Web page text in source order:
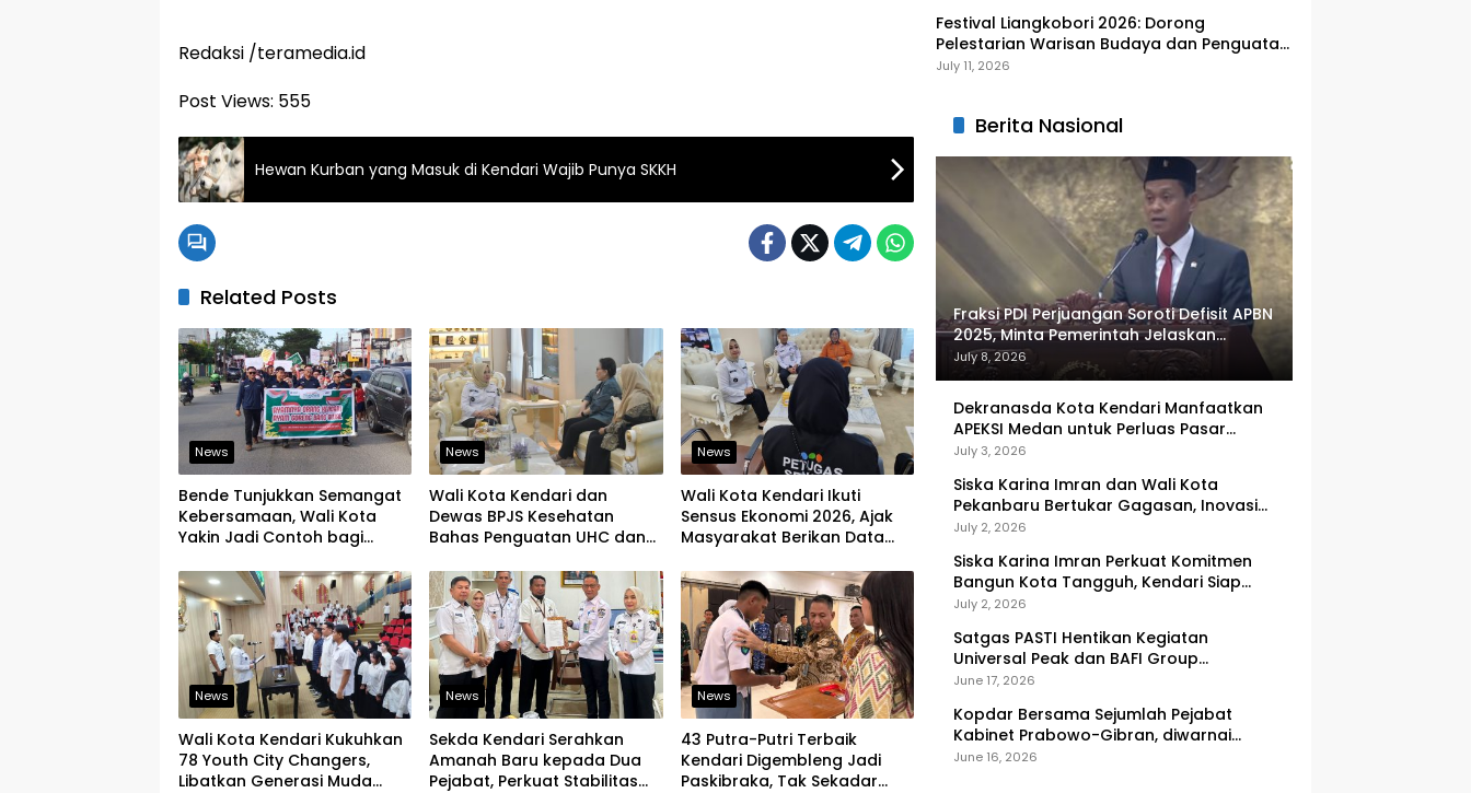
Redaksi /teramedia.id
Post Views: 555
Hewan Kurban yang Masuk di Kendari Wajib Punya SKKH
Related Posts
News
Bende Tunjukkan Semangat
Kebersamaan, Wali Kota
Yakin Jadi Contoh bagi
News
Wali Kota Kendari dan
Dewas BPJS Kesehatan
Bahas Penguatan UHC dan
Kesehatan
News
Wali Kota Kendari Ikuti
Sensus Ekonomi 2026, Ajak
Masyarakat Berikan Data
News
Wali Kota Kendari Kukuhkan
78 Youth City Changers,
Libatkan Generasi Muda
News
Sekda Kendari Serahkan
Amanah Baru kepada Dua
Pejabat, Perkuat Stabilitas
News
43 Putra-Putri Terbaik
Kendari Digembleng Jadi
Paskibraka, Tak Sekadar
Festival Liangkobori 2026: Dorong
Pelestarian Warisan Budaya dan Penguatan
Ekonomi Masyarakat
July 11, 2026
Berita Nasional
Fraksi PDI Perjuangan Soroti Defisit APBN
2025, Minta Pemerintah Jelaskan
Sejumlah Target yang Tak Tercapai
July 8, 2026
Dekranasda Kota Kendari Manfaatkan
APEKSI Medan untuk Perluas Pasar
UMKM, Tenun Lokal Jadi Primadona
July 3, 2026
Siska Karina Imran dan Wali Kota
Pekanbaru Bertukar Gagasan, Inovasi
Peningkatan PAD Jadi Fokus Diskusi
July 2, 2026
Siska Karina Imran Perkuat Komitmen
Bangun Kota Tangguh, Kendari Siap
Hadapi Tantangan Pangan dan
July 2, 2026
Satgas PASTI Hentikan Kegiatan
Universal Peak dan BAFI Group
Indonesia
June 17, 2026
Kopdar Bersama Sejumlah Pejabat
Kabinet Prabowo-Gibran, diwarnai
Kericuhan
June 16, 2026